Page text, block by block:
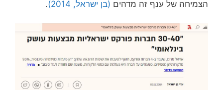
הצמיחה של ענף זה מדהים (בן ישראל, 2014) .